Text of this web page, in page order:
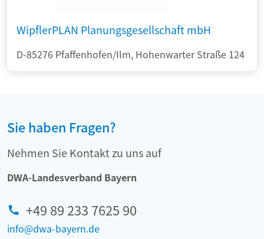
WipflerPLAN Planungsgesellschaft mbH
D-85276 Pfaffenhofen/Ilm, Hohenwarter Straße 124
Sie haben Fragen?
Nehmen Sie Kontakt zu uns auf
DWA-Landesverband Bayern
+49 89 233 7625 90
info@dwa-bayern.de